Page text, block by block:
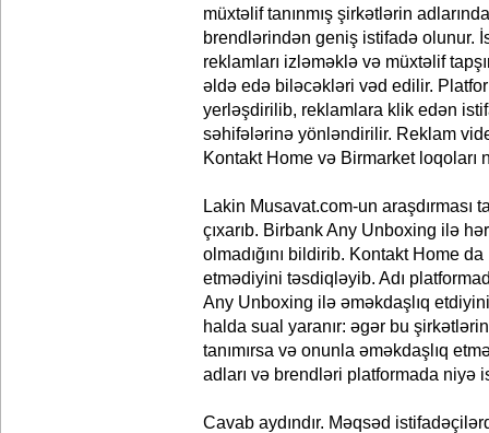
müxtəlif tanınmış şirkətlərin
brendlərindən geniş istifadə olunur.
reklamları izləməklə və müxtəlif
əldə edə biləcəkləri vəd edilir.
yerləşdirilib, reklamlara klik edən
səhifələrinə yönləndirilir. Reklam
Kontakt Home və Birmarket loqoları
Lakin Musavat.com-un araşdırması
çıxarıb. Birbank Any Unboxing ilə hər
olmadığını bildirib. Kontakt Home
etmədiyini təsdiqləyib. Adı
Any Unboxing ilə əməkdaşlıq
halda sual yaranır: əgər bu
tanımırsa və onunla əməkdaşlıq
adları və brendləri platformada niyə
Cavab aydındır. Məqsəd